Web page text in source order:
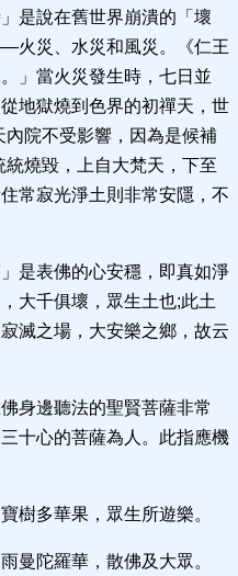
是說在舊世界崩潰的「壞
火災、水災和風災。《仁王
」當火災發生時，七日並
地獄燒到色界的初禪天，世
院不受影響，因為是候補
燒毀，上自大梵天，下至
常寂光淨土則非常安隱，不
是表佛的心安穩，即真如淨
大千俱壞，眾生土也;此土
滅之場，大安樂之鄉，故云
身邊聽法的聖賢菩薩非常
十心的菩薩為人。此指應機
樹多華果，眾生所遊樂。
曼陀羅華，散佛及大眾。